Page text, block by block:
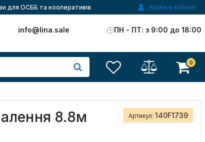
для ОСББ та кооперативів Увійти в кабінет
info@lina.sale ПН - ПТ: з 9:00 до 18:00
0
8.8м
Артикул: 140F1739